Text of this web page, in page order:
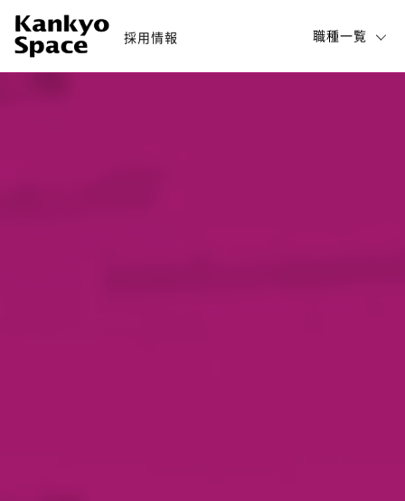
採用情報 職種一覧